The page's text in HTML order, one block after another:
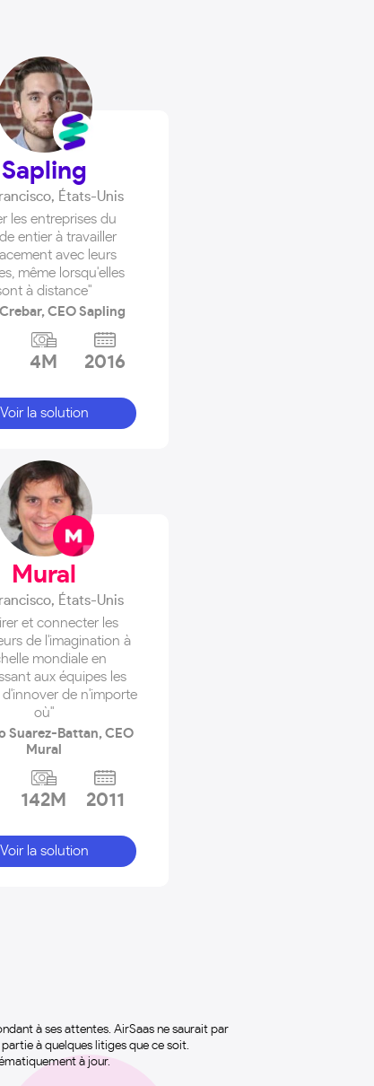
Sapling
, États-Unis
les entreprises du
entier à travailler
avec leurs
même lorsqu'elles
à distance"
CEO Sapling
4M 2016
Voir la solution
Mural
, États-Unis
et connecter les
de l'imagination à
mondiale en
aux équipes les
d'innover de n'importe
où"
Suarez-Battan, CEO
Mural
142M 2011
Voir la solution
à ses attentes. AirSaas ne saurait par
à quelques litiges que ce soit.
à jour.